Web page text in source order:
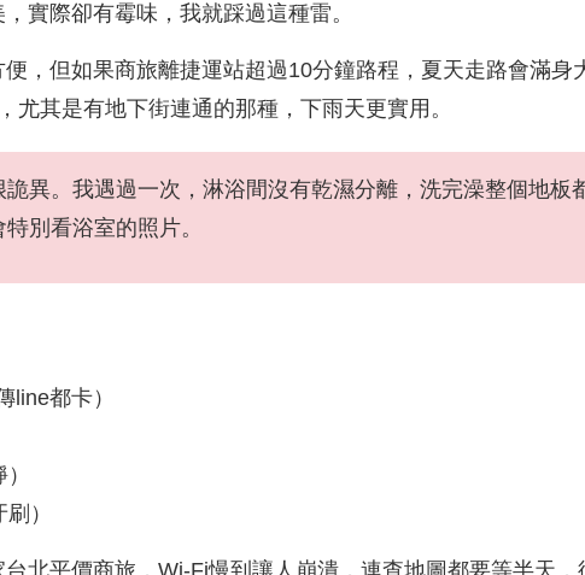
實際卻有霉味，我就踩過這種雷。
，但如果商旅離捷運站超過10分鐘路程，夏天走路會滿身
其是有地下街連通的那種，下雨天更實用。
異。我遇過一次，淋浴間沒有乾濕分離，洗完澡整個地板
別看浴室的照片。
line都卡）
）
北平價商旅，Wi-Fi慢到讓人崩潰，連查地圖都要等半天，